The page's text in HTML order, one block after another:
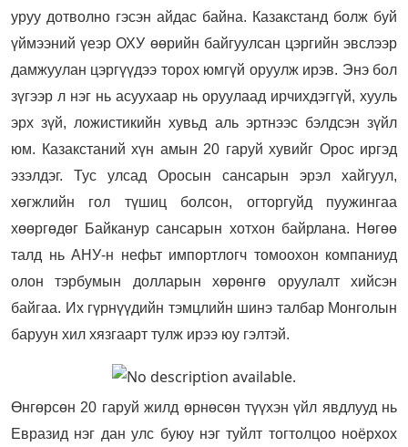
уруу дотволно гэсэн айдас байна. Казакстанд болж буй
үймээний үеэр ОХУ өөрийн байгуулсан цэргийн эвслээр
дамжуулан цэргүүдээ торох юмгүй оруулж ирэв. Энэ бол
зүгээр л нэг нь асуухаар нь оруулаад ирчихдэггүй, хууль
эрх зүй, ложистикийн хувьд аль эртнээс бэлдсэн зүйл
юм. Казакстаний хүн амын 20 гаруй хувийг Орос иргэд
эзэлдэг. Тус улсад Оросын сансарын эрэл хайгуул,
хөгжлийн гол түшиц болсон, огторгуйд пуужингаа
хөөргөдөг Байканур сансарын хотхон байрлана. Нөгөө
талд нь АНУ-н нефьт импортлогч томоохон компаниуд
олон тэрбумын долларын хөрөнгө оруулалт хийсэн
байгаа. Их гүрнүүдийн тэмцлийн шинэ талбар Монголын
баруун хил хязгаарт тулж ирээ юу гэлтэй.
Өнгөрсөн 20 гаруй жилд өрнөсөн түүхэн үйл явдлууд нь
Евразид нэг дан улс буюу нэг туйлт тогтолцоо ноёрхох